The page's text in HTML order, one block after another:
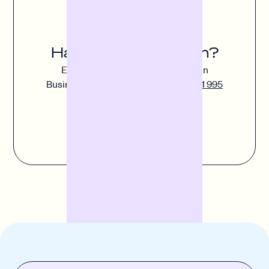
Zufriedenheit.
Hast du noch Fragen?
Experten wie Paula verstehen dein
Business. Ruf uns an unter
+49 30 311 995